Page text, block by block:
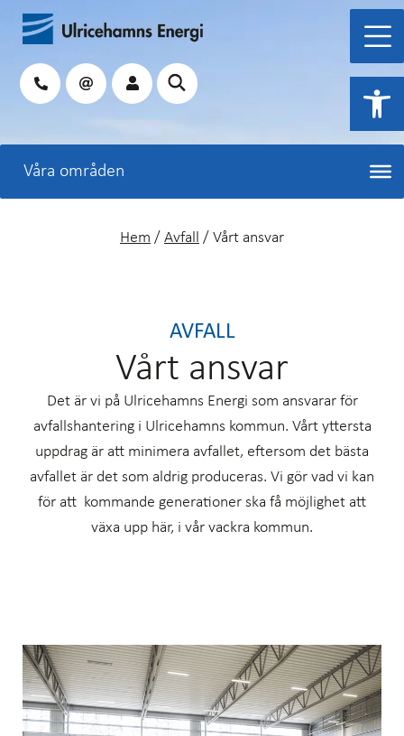
Hoppa
innehåll
Sök
Hem / Avfall / Vårt ansvar
AVFALL
Vårt ansvar
Det är vi på Ulricehamns Energi som ansvarar för
avfallshantering i Ulricehamns kommun. Vårt yttersta
uppdrag är att minimera avfallet, eftersom det bästa
avfallet är det som aldrig produceras. Vi gör vad vi kan
för att kommande generationer ska få möjlighet att
växa upp här, i vår vackra kommun.